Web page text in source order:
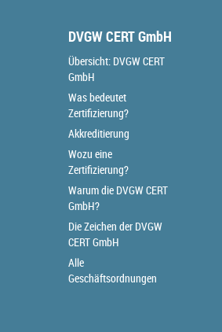
DVGW CERT GmbH
Übersicht: DVGW CERT
GmbH
Was bedeutet
Zertifizierung?
Akkreditierung
Wozu eine
Zertifizierung?
Warum die DVGW CERT
GmbH?
Die Zeichen der DVGW
CERT GmbH
Alle
Geschäftsordnungen